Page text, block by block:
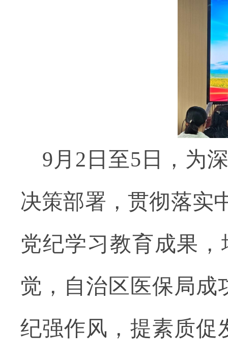
9月 2 日至5日，为
决策部署，贯彻落实
党纪学习教育成果
觉，自治区医保局成
纪强作风，提素质促